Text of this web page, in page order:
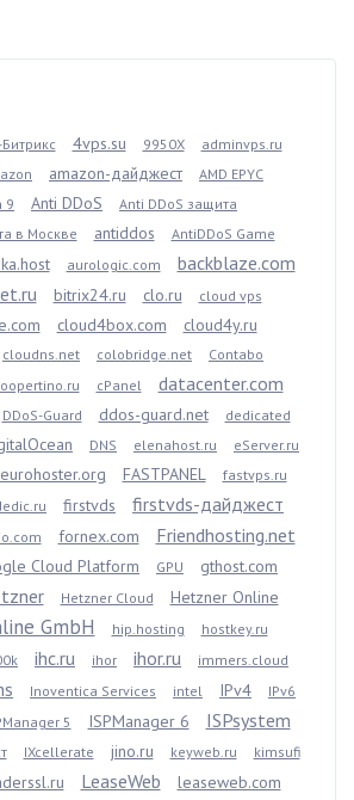
4vps.su 9950X
adminvps.ru
amazon-дайджест
AMD EPYC
9
Anti DDoS
Anti DDoS защита
в Москве
antiddos
AntiDDoS Game
aurologic.com backblaze.com
bitrix24.ru clo.ru cloud vps
cloud4box.com cloud4y.ru
cloudns.net colobridge.net Contabo
cPanel datacenter.com
DDoS-Guard ddos-guard.net
dedicated
DNS elenahost.ru
eServer.ru
eurohoster.org FASTPANEL
fastvps.ru
firstvds firstvds-дайджест
fornex.com Friendhosting.net
Cloud Platform GPU gthost.com
Hetzner Cloud Hetzner Online
GmbH hip.hosting
hostkey.ru
ihc.ru ihor ihor.ru immers.cloud
Inoventica Services intel IPv4 IPv6
5 ISPManager 6 ISPsystem
IXcellerate jino.ru keyweb.ru
kimsufi
LeaseWeb
leaseweb.com